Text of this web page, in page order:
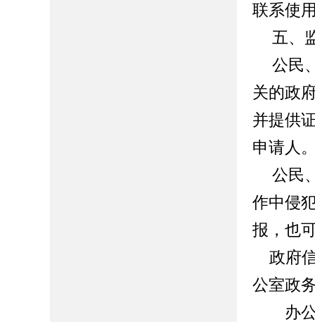
联系使
五、
公民
关的政
并提供
申请人
公民
作中侵
报，也
政府
公室政
办公